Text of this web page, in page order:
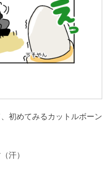
初めてみるカットルボーン
汗）